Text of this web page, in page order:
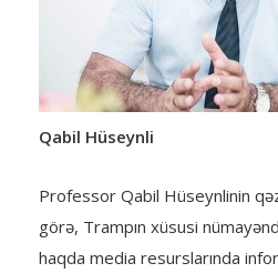
Qabil Hüseynli
Professor Qabil Hüseynlinin
görə, Trampın xüsusi
haqda media resurslarında